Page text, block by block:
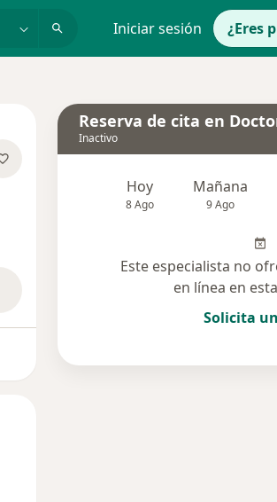
Iniciar sesión ¿Eres
Reserva de cita en
Inactivo
Hoy
8 Ago
Mañana
9 Ago
Este especialista no
en línea en
Solicita